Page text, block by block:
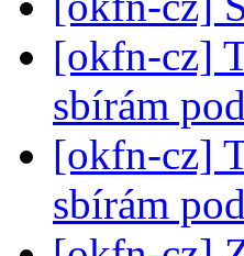
[okfn-cz]
sbírám
[okfn-cz]
sbírám